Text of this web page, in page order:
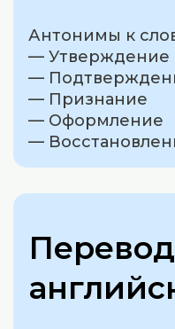
Антонимы к
— Утверждение
—
— Признание
— Оформление
—